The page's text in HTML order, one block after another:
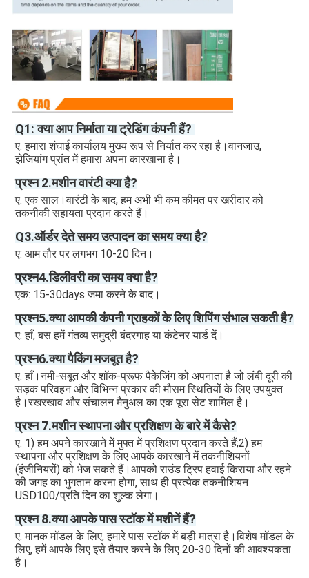
Q1: क्या आप निर्माता या ट्रेडिंग कंपनी हैं?
ए: हमारा शंघाई कार्यालय मुख्य रूप से निर्यात कर रहा है।वानजाउ,
झेजियांग प्रांत में हमारा अपना कारखाना है।
प्रश्न 2.मशीन वारंटी क्या है?
ए: एक साल।वारंटी के बाद, हम अभी भी कम कीमत पर खरीदार को
तकनीकी सहायता प्रदान करते हैं।
Q3.ऑर्डर देते समय उत्पादन का समय क्या है?
ए: आम तौर पर लगभग 10-20 दिन।
प्रश्न4.डिलीवरी का समय क्या है?
एक: 15-30days जमा करने के बाद।
प्रश्न5.क्या आपकी कंपनी ग्राहकों के लिए शिपिंग संभाल सकती है?
ए: हाँ, बस हमें गंतव्य समुद्री बंदरगाह या कंटेनर यार्ड दें।
प्रश्न6.क्या पैकिंग मजबूत है?
ए: हाँ।नमी-सबूत और शॉक-प्रूफ पैकेजिंग को अपनाता है जो लंबी दूरी की
सड़क परिवहन और विभिन्न प्रकार की मौसम स्थितियों के लिए उपयुक्त
है।रखरखाव और संचालन मैनुअल का एक पूरा सेट शामिल है।
प्रश्न 7.मशीन स्थापना और प्रशिक्षण के बारे में कैसे?
ए: 1) हम अपने कारखाने में मुफ्त में प्रशिक्षण प्रदान करते हैं;2) हम
स्थापना और प्रशिक्षण के लिए आपके कारखाने में तकनीशियनों
(इंजीनियरों) को भेज सकते हैं।आपको राउंड ट्रिप हवाई किराया और रहने
की जगह का भुगतान करना होगा, साथ ही प्रत्येक तकनीशियन
USD100/प्रति दिन का शुल्क लेगा।
प्रश्न 8.क्या आपके पास स्टॉक में मशीनें हैं?
ए: मानक मॉडल के लिए, हमारे पास स्टॉक में बड़ी मात्रा है।विशेष मॉडल के
लिए, हमें आपके लिए इसे तैयार करने के लिए 20-30 दिनों की आवश्यकता
है।